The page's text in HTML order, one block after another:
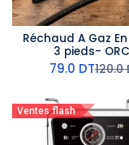
Réchaud A Gaz
3 pieds-
79.0 DT120.0
Ventes flash